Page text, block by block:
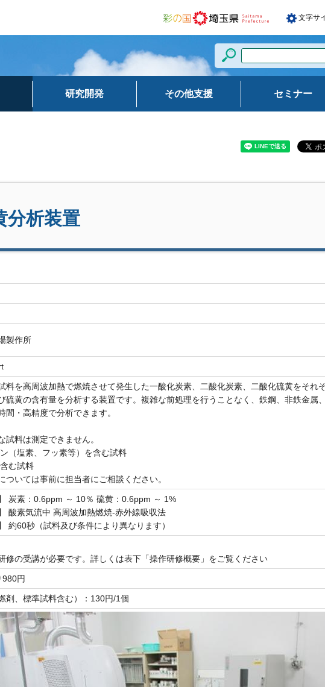
文字サ
研究開発 その他支援 セミナー
分析装置
製作所
料を高周波加熱で燃焼させて発生した一酸化炭素、二酸化炭素、二酸化硫黄をそれ
硫黄の含有量を分析する装置です。複雑な前処理を行うことなく、鉄鋼、非鉄金属
間・高精度で分析できます。
試料は測定できません。
（塩素、フッ素等）を含む試料
む試料
ついては事前に担当者にご相談ください。
炭素：0.6ppm ～ 10％ 硫黄：0.6ppm ～ 1%
酸素気流中 高周波加熱燃焼-赤外線吸収法
約60秒（試料及び条件により異なります）
修の受講が必要です。詳しくは表下「操作研修概要」をご覧ください
980円
剤、標準試料含む）：130円/1個